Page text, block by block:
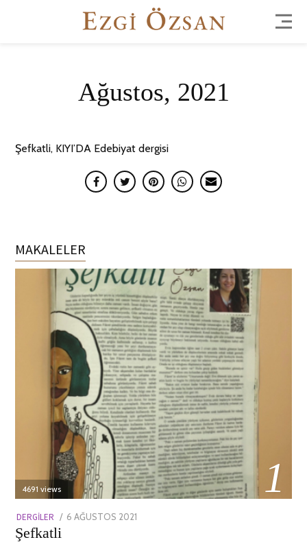
Ağustos, 2021
Şefkatli, KIYI’DA Edebiyat dergisi
MAKALELER
01
4691 views
DERGILER
POSTED
6 AĞUSTOS 2021
Şefkatli